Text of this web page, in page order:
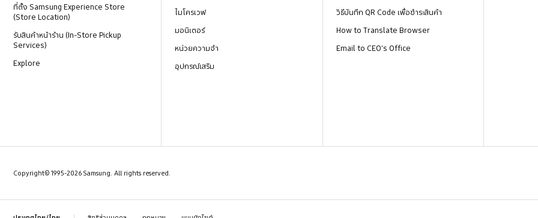
ที่ตั้ง Samsung Experience Store
(Store Location)
รับสินค้าหน้าร้าน (In-Store Pickup
Services)
Explore
ไมโครเวฟ
มอนิเตอร์
หน่วยความจำ
อุปกรณ์เสริม
วิธีบันทึก QR Code เพื่อชำระสินค้า
How to Translate Browser
Email to CEO's Office
Copyright© 1995-2026 Samsung. All rights reserved.